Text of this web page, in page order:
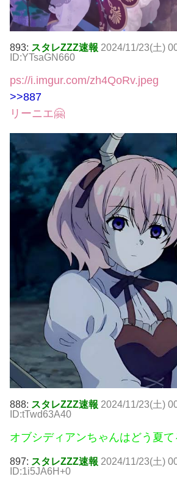
893: スタレZZZ速報 2024/11/23(土)
ID:YTsaGN660
ps://i.imgur.com/zh4QoRv.jpeg
>>887
リーニエ🤗
888: スタレZZZ速報 2024/11/23(土)
ID:tTwd63A40
オブシディアンちゃんはどう夏て
897: スタレZZZ速報 2024/11/23(土)
ID:1i5JA6H+0